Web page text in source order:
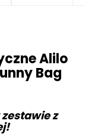
Alilo
Bag
z